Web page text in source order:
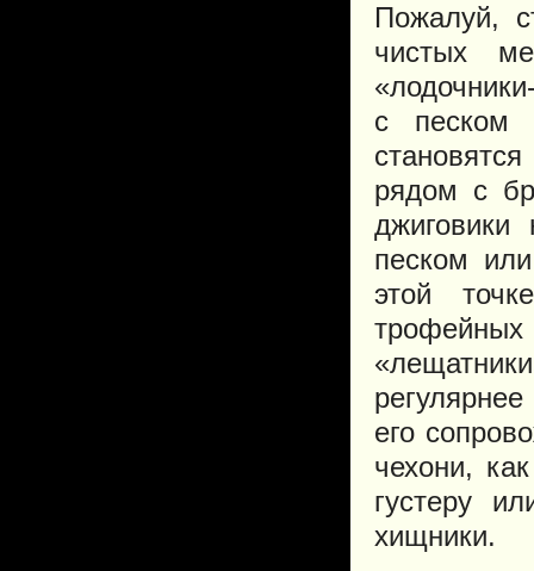
Пожалуй,
чистых
с песком
рядом с
песком
этой
трофейных
его
чехони,
густеру
хищники.